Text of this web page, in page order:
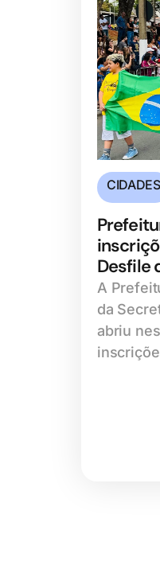
CIDADES
Desfile
A
da
abriu